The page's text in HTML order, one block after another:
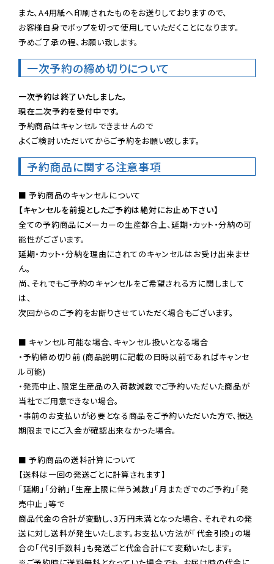
また、A4用紙へ印刷されたものをお送りしておりますので、
お客様自身でポップを切って使用していただくことになります。
予めご了承の程、お願い致します。
一次予約の締め切りについて
一次予約は終了いたしました。
現在二次予約を受付中です。
予約商品はキャンセルできませんので
よくご検討いただいてからご予約をお願い致します。
予約商品に関する注意事項
【キャンセルを前提としたご予約は絶対にお止め下さい】
全ての予約商品にメーカーの生産都合上、延期・カット・分納の可
能性がございます。
延期・カット・分納を理由にされてのキャンセルはお受け出来ませ
ん。
尚、それでもご予約のキャンセルをご希望される方に関しまして
は、
次回からのご予約をお断りさせていただく場合もございます。
■ キャンセル可能な場合、キャンセル扱いとなる場合
・予約締め切り前 (商品説明に記載の日時以前であればキャンセ
ル可能)
・発売中止、限定生産品の入荷数減数でご予約いただいた商品が
当社でご用意できない場合。
・事前のお支払いが必要となる商品をご予約いただいた方で、振込
期限までにご入金が確認出来なかった場合。
■ 予約商品の送料計算について
【送料は一回の発送ごとに計算されます】
「延期」「分納」「生産上限に伴う減数」「月またぎでのご予約」「発
売中止」等で
商品代金の合計が変動し、3万円未満となった場合、それぞれの発
送に対し送料が発生いたします。お支払い方法が「代金引換」の場